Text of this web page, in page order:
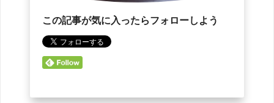
この記事が気に入ったらフォローしよう